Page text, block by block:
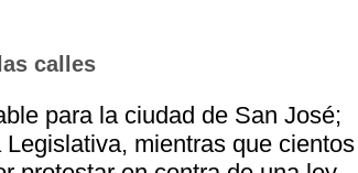
calles
para la ciudad de San José;
mientras que cientos